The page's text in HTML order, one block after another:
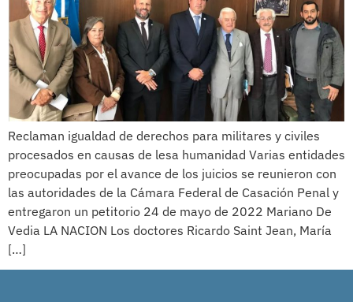
Reclaman igualdad de derechos para militares y civiles
procesados en causas de lesa humanidad Varias entidades
preocupadas por el avance de los juicios se reunieron con
las autoridades de la Cámara Federal de Casación Penal y
entregaron un petitorio 24 de mayo de 2022 Mariano De
Vedia LA NACION Los doctores Ricardo Saint Jean, María
[…]